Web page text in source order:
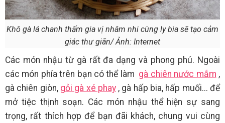
Khô gà lá chanh thấm gia vị nhâm nhi cùng ly bia sẽ tạo cảm
giác thư giãn/ Ảnh: Internet
Các món nhậu từ gà rất đa dạng và phong phú. Ngoài
các món phía trên bạn có thể làm gà chiên nước mắm ,
gà chiên giòn, gỏi gà xé phay, gà hấp bia, hấp muối... để
mở tiệc thịnh soạn. Các món nhậu thể hiện sự sang
trọng, rất thích hợp để bạn đãi khách, chung vui cùng